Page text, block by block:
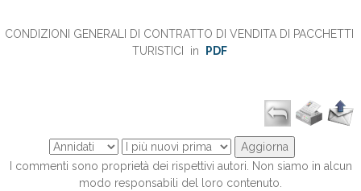
CONDIZIONI GENERALI DI CONTRATTO DI VENDITA DI PACCHETTI
TURI STICI in PDF
I commenti sono proprietà dei rispettivi autori. Non siamo in alcun
modo responsabili del loro contenuto.